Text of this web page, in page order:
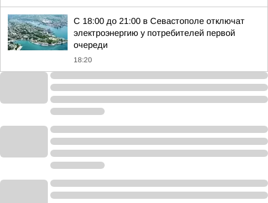
С 18:00 до 21:00 в Севастополе отключат
электроэнергию у потребителей первой
очереди
18:20